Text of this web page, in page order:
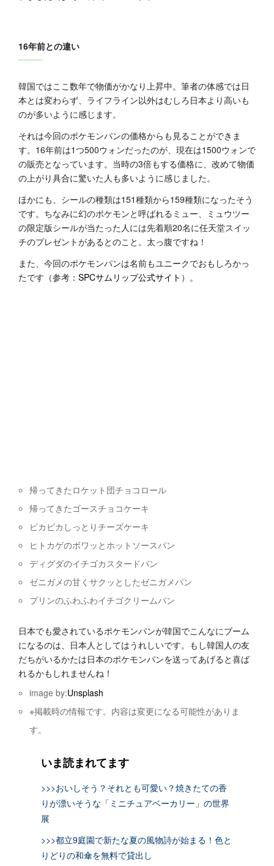
16年前との違い
韓国ではここ数年で物価がかなり上昇中。筆者の体感では日
本とは変わらず、ライフライン以外はむしろ日本より高いも
のが多いように感じます。
それは今回のポケモンパンの価格からも見ることができま
す。16年前は1つ500ウォンだったのが、現在は1500ウォンで
の販売となっています。当時の3倍もする価格に、改めて物価
の上がり具合に驚いた人も多いように感じました。
ほかにも、シールの種類は151種類から159種類になったそう
です。ちなみに幻のポケモンと呼ばれるミュー、ミュウツー
の限定版シールが当たった人には先着順20名に任天堂スイッ
チのプレゼントがあるとのこと。太っ腹ですね！
また、今回のポケモンパンは名前もユニークでおもしろかっ
たです（参考： SPCサムリップ公式サイト ）。
帰ってきたロケット団チョコロール
帰ってきたゴースチョコケーキ
ピカピカしっとりチーズケーキ
ヒトカゲのボワッとホットソースパン
ディグダのイチゴカスタードパン
ゼニガメの甘くサクッとしたゼニガメパン
プリンのふわふわイチゴクリームパン
日本でも愛されているポケモンパンが韓国でこんなにブーム
になるのは、日本人としてはうれしいです。もし韓国人の友
だちがいるかたは日本のポケモンパンを送ってあげると喜ば
れるかもしれませんね！
image by:Unsplash
※掲載時の情報です。内容は変更になる可能性がありま
す。
いま読まれてます
>>>おいしそう？それとも可愛い？焼きたての香
りが漂いそうな「ミニチュアベーカリー」の世界
展
>>>都立9庭園で新たな夏の風物詩が始まる！色と
りどりの和傘を無料で貸出し